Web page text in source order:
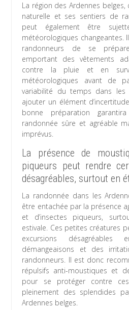
La région des Ardennes
naturelle et ses sentiers de
peut également être
météorologiques changeantes.
randonneurs de se
emportant des vêtements
contre la pluie et en
météorologiques avant de
variabilité du temps dans les
ajouter un élément
bonne préparation
randonnée sûre et agréable
imprévus.
La présence de
piqueurs peut rendre
désagréables, surtout en
La randonnée dans les
être entachée par la présence
et d’insectes piqueurs,
estivale. Ces petites créatures
excursions désagréables
démangeaisons et des
randonneurs. Il est donc
répulsifs anti-moustiques et
pour se protéger contre
pleinement des splendides
Ardennes belges.